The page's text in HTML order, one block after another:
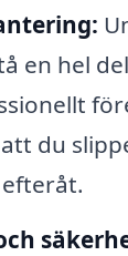
en hel
du